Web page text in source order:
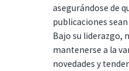
asegurándose de
publicaciones
Bajo su liderazgo,
mantenerse a la
novedades y